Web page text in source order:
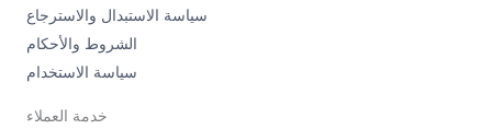
سياسة الاستبدال والاسترجاع
الشروط والأحكام
سياسة الاستخدام
خدمة العملاء